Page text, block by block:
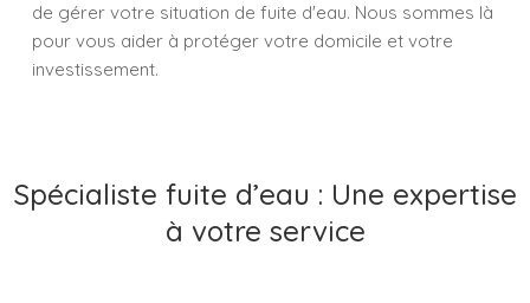
de gérer votre situation de fuite d'eau. Nous sommes là
pour vous aider à protéger votre domicile et votre
investissement.
Spécialiste fuite d’eau : Une expertise
à votre service